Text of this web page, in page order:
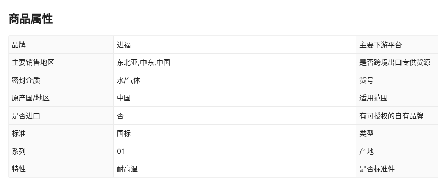
商品属性
品牌 进福 主要下游平台
主要销售地区 东北亚,中东,中国 是否跨境出口专供货源
密封介质 水/气体 货号
原产国/地区 中国 适用范围
是否进口 否 有可授权的自有品牌
标准 国标 类型
系列 01 产地
特性 耐高温 是否标准件